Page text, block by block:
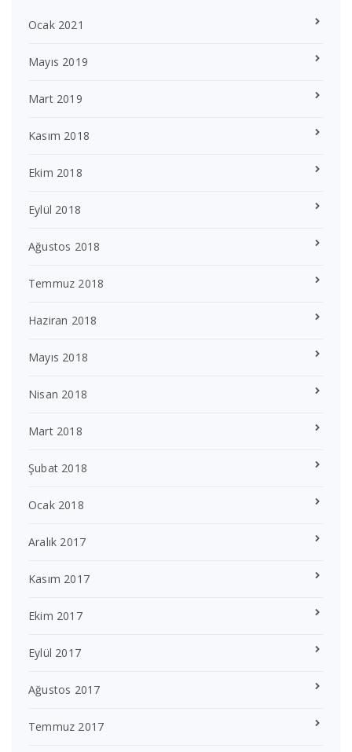
Ocak 2021
Mayıs 2019
Mart 2019
Kasım 2018
Ekim 2018
Eylül 2018
Ağustos 2018
Temmuz 2018
Haziran 2018
Mayıs 2018
Nisan 2018
Mart 2018
Şubat 2018
Ocak 2018
Aralık 2017
Kasım 2017
Ekim 2017
Eylül 2017
Ağustos 2017
Temmuz 2017